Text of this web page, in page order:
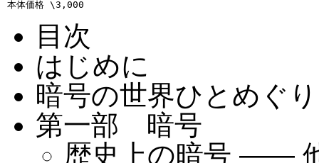
目次
はじめに
暗号の世界ひとめぐり
第一部 暗号
歴史上の暗号 ——